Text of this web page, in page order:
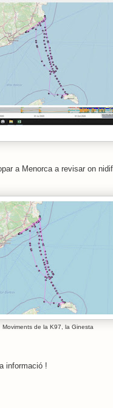
a Menorca a revisar on
Moviments de la K97, la Ginesta
informació !